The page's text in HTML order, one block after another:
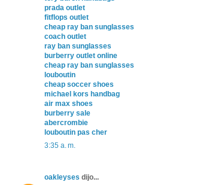
prada outlet
fitflops outlet
cheap ray ban sunglasses
coach outlet
ray ban sunglasses
burberry outlet online
cheap ray ban sunglasses
louboutin
cheap soccer shoes
michael kors handbag
air max shoes
burberry sale
abercrombie
louboutin pas cher
3:35 a. m.
oakleyses dijo...